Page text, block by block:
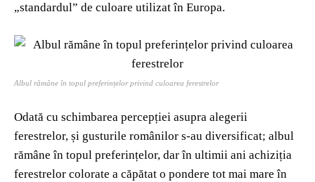
„standardul” de culoare utilizat în Europa.
Albul rămâne în topul preferințelor privind culoarea ferestrelor
Odată cu schimbarea percepției asupra alegerii
ferestrelor, și gusturile românilor s-au diversificat; albul
rămâne în topul preferințelor, dar în ultimii ani achiziția
ferestrelor colorate a căpătat o pondere tot mai mare în